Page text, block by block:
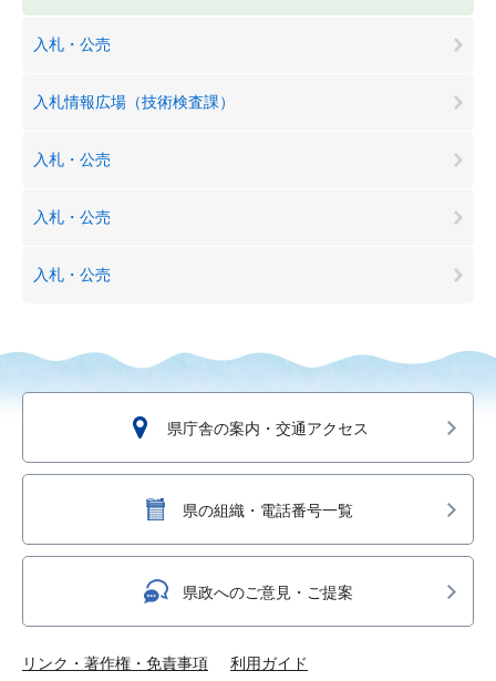
入札・公売
入札情報広場（技術検査課）
入札・公売
入札・公売
入札・公売
県庁舎の案内・交通アクセス
県の組織・電話番号一覧
県政へのご意見・ご提案
リンク・著作権・免責事項 利用ガイド